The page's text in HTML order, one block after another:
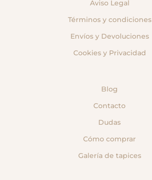
Aviso Legal
Términos y condiciones
Envíos y Devoluciones
Cookies y Privacidad
Blog
Contacto
Dudas
Cómo comprar
Galería de tapices